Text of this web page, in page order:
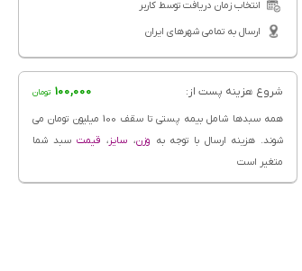
انتخاب زمان دریافت توسط کاربر
ارسال به تمامی شهرهای ایران
شروع هزینه پست از: 100,000 تومان
همه سبدها شامل بیمه پستی تا سقف 100 میلیون تومان می
شوند. هزینه ارسال با توجه به وزن، سایز ، قیمت سبد شما
متغیر است